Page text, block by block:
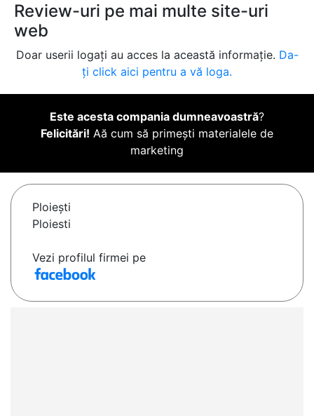
Review-uri pe mai multe site-uri
web
Doar userii logați au acces la această informație. Da-
ți click aici pentru a vă loga.
Este acesta compania dumneavoastră?
Felicitări! Aă cum să primești materialele de
marketing
Ploieşti
Ploiesti
Vezi profilul firmei pe